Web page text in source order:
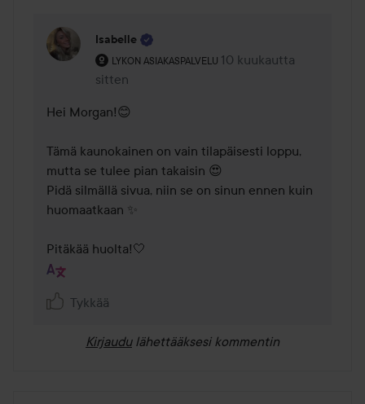
Isabelle
LYKON ASIAKASPALVELU
Käyttäjän rooli: Lykon asiakaspalvelu .
10 kuukautta
sitten
Kommentti lisättiin 10
Hei Morgan!😊
Tämä kaunokainen on vain tilapäisesti loppu,
mutta se tulee pian takaisin 😍
Pidä silmällä sivua, niin se on sinun ennen kuin
huomaatkaan ✨
Pitäkää huolta!🤍
Tykkää
Kirjaudu lähettääksesi kommentin